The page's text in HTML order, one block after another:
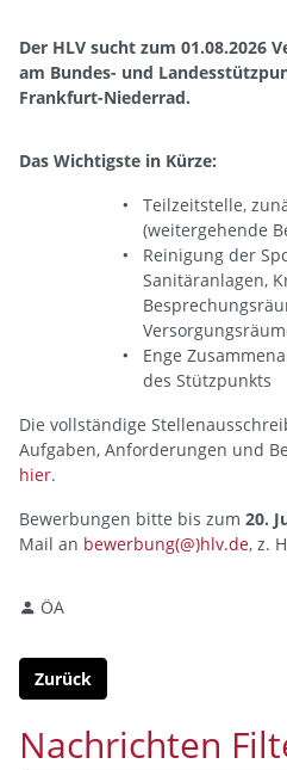
Der HLV sucht zum 01.08.2026
am Bundes- und
Frankfurt-Niederrad.
Das Wichtigste in Kürze:
Teilzeitstelle,
(weitergehende
Reinigung der
Sanitäranlagen,
Enge
des Stützpunkts
Die vollständige
Aufgaben, Anforderungen und
hier.
Bewerbungen bitte bis zum 20.
Mail an bewerbung(@)hlv.de, z.
ÖA
Zurück
Nachrichten